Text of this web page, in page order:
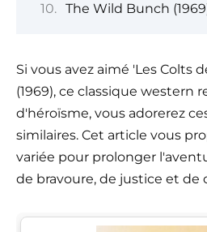
The Wild Bunch
Si vous avez aimé 'Les Colts
(1969), ce classique western
d'héroïsme, vous adorerez
similaires. Cet article vous
variée pour prolonger
de bravoure, de justice et de